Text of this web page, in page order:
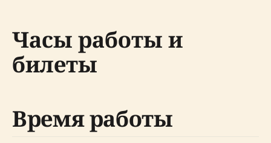
Часы работы и
билеты
Время работы